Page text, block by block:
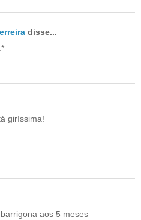
disse...
giríssima!
aos 5 meses